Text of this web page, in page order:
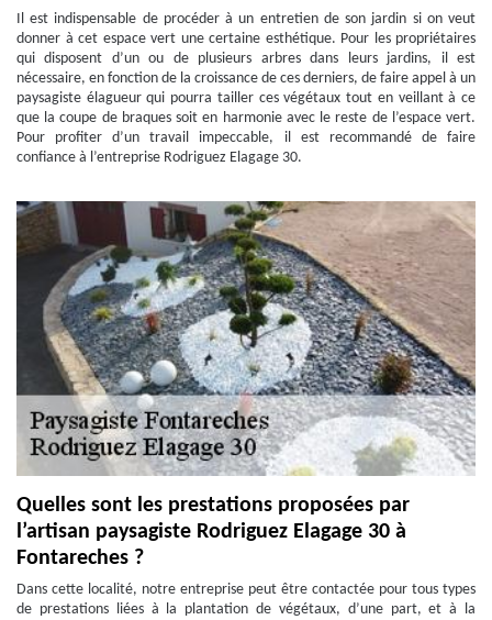
Il est indispensable de procéder à un entretien de son jardin si on veut
donner à cet espace vert une certaine esthétique. Pour les propriétaires
qui disposent d’un ou de plusieurs arbres dans leurs jardins, il est
nécessaire, en fonction de la croissance de ces derniers, de faire appel à un
paysagiste élagueur qui pourra tailler ces végétaux tout en veillant à ce
que la coupe de braques soit en harmonie avec le reste de l’espace vert.
Pour profiter d’un travail impeccable, il est recommandé de faire
confiance à l’entreprise Rodriguez Elagage 30.
Quelles sont les prestations proposées par
l’artisan paysagiste Rodriguez Elagage 30 à
Fontareches ?
Dans cette localité, notre entreprise peut être contactée pour tous types
de prestations liées à la plantation de végétaux, d’une part, et à la